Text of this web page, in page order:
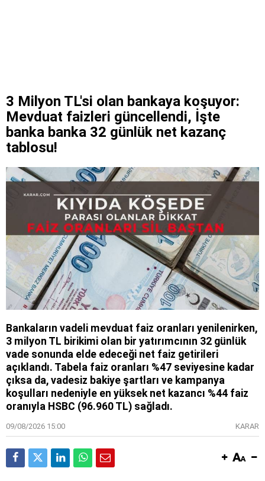
3 Milyon TL'si olan bankaya koşuyor:
Mevduat faizleri güncellendi, İşte
banka banka 32 günlük net kazanç
tablosu!
Bankaların vadeli mevduat faiz oranları yenilenirken,
3 milyon TL birikimi olan bir yatırımcının 32 günlük
vade sonunda elde edeceği net faiz getirileri
açıklandı. Tabela faiz oranları %47 seviyesine kadar
çıksa da, vadesiz bakiye şartları ve kampanya
koşulları nedeniyle en yüksek net kazancı %44 faiz
oranıyla HSBC (96.960 TL) sağladı.
09/08/2026 15:00 KARAR